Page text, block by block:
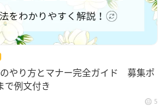
やり方とマナー完全ガイド 募集ポ
で例文付き
5